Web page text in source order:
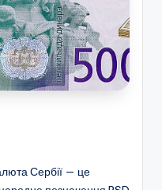
Сербії — це